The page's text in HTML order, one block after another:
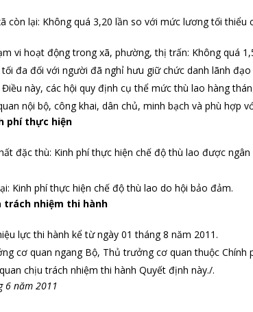
còn lại: Không quá 3,20 lần so với mức lương tối thiểu
vi hoạt động trong xã, phường, thị trấn: Không quá
đa đối với người đã nghỉ hưu giữ chức danh lãnh
này, các hội quy định cụ thể mức thù lao hàng
nội bộ, công khai, dân chủ, minh bạch và phù hợp
phí thực hiện
đặc thù: Kinh phí thực hiện chế độ thù lao được
Kinh phí thực hiện chế độ thù lao do hội bảo đảm.
trách nhiệm thi hành
lực thi hành kể từ ngày 01 tháng 8 năm 2011.
cơ quan ngang Bộ, Thủ trưởng cơ quan thuộc
chịu trách nhiệm thi hành Quyết định này./.
6 năm 2011